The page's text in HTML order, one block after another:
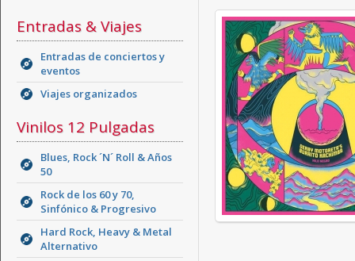
Entradas & Viajes
Entradas de conciertos y
eventos
Viajes organizados
Vinilos 12 Pulgadas
Blues, Rock ´N´ Roll & Años
50
Rock de los 60 y 70,
Sinfónico & Progresivo
Hard Rock, Heavy & Metal
Alternativo